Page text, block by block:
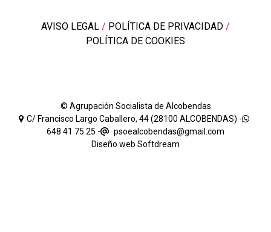
AVISO LEGAL / POLÍTICA DE PRIVACIDAD /
POLÍTICA DE COOKIES
© Agrupación Socialista de Alcobendas
C/ Francisco Largo Caballero, 44 (28100 ALCOBENDAS) -
648 41 75 25 -
psoealcobendas@gmail.com
Diseño web Softdream